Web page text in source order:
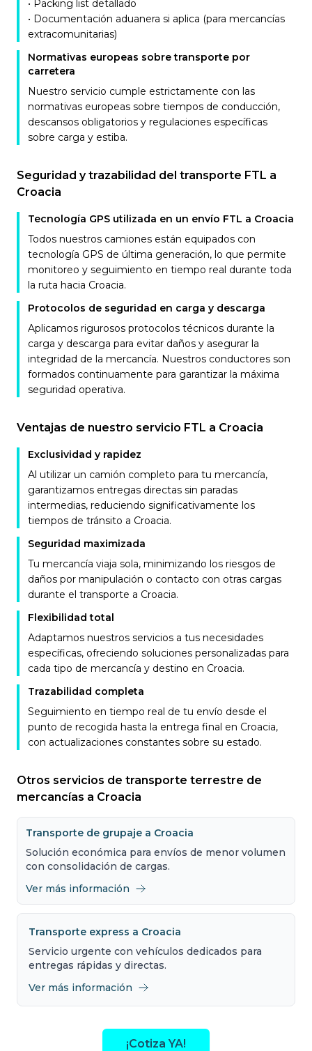
• Packing list detallado
• Documentación aduanera si aplica (para mercancías
extracomunitarias)
Normativas europeas sobre transporte por
carretera
Nuestro servicio cumple estrictamente con las
normativas europeas sobre tiempos de conducción,
descansos obligatorios y regulaciones específicas
sobre carga y estiba.
Seguridad y trazabilidad del transporte FTL a
Croacia
Tecnología GPS utilizada en un envío FTL a Croacia
Todos nuestros camiones están equipados con
tecnología GPS de última generación, lo que permite
monitoreo y seguimiento en tiempo real durante toda
la ruta hacia Croacia.
Protocolos de seguridad en carga y descarga
Aplicamos rigurosos protocolos técnicos durante la
carga y descarga para evitar daños y asegurar la
integridad de la mercancía. Nuestros conductores son
formados continuamente para garantizar la máxima
seguridad operativa.
Ventajas de nuestro servicio FTL a Croacia
Exclusividad y rapidez
Al utilizar un camión completo para tu mercancía,
garantizamos entregas directas sin paradas
intermedias, reduciendo significativamente los
tiempos de tránsito a Croacia.
Seguridad maximizada
Tu mercancía viaja sola, minimizando los riesgos de
daños por manipulación o contacto con otras cargas
durante el transporte a Croacia.
Flexibilidad total
Adaptamos nuestros servicios a tus necesidades
específicas, ofreciendo soluciones personalizadas para
cada tipo de mercancía y destino en Croacia.
Trazabilidad completa
Seguimiento en tiempo real de tu envío desde el
punto de recogida hasta la entrega final en Croacia,
con actualizaciones constantes sobre su estado.
Otros servicios de transporte terrestre de
mercancías a Croacia
Transporte de grupaje a Croacia
Solución económica para envíos de menor volumen
con consolidación de cargas.
Ver más información
Transporte express a Croacia
Servicio urgente con vehículos dedicados para
entregas rápidas y directas.
Ver más información
¡Cotiza YA!